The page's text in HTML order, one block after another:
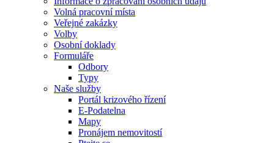
Volná pracovní místa
Veřejné zakázky
Volby
Osobní doklady
Formuláře
Odbory
Typy
Naše služby
Portál krizového řízení
E-Podatelna
Mapy
Pronájem nemovitostí